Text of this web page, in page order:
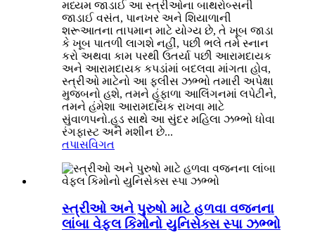
મધ્યમ જાડાઈ આ સ્ત્રીઓના બાથરોબ્સની
જાડાઈ વસંત, પાનખર અને શિયાળાની
શરૂઆતના તાપમાન માટે યોગ્ય છે, તે ખૂબ જાડા
કે ખૂબ પાતળી લાગશે નહીં, પછી ભલે તમે સ્નાન
કરો અથવા કામ પરથી ઉતર્યા પછી આરામદાયક
અને આરામદાયક કપડાંમાં બદલવા માંગતા હોવ,
સ્ત્રીઓ માટેનો આ ફ્લીસ ઝભ્ભો તમારી અપેક્ષા
મુજબનો હશે, તમને હૂંફાળા આલિંગનમાં લપેટીને,
તમને હંમેશા આરામદાયક રાખવા માટે
સુંવાળપનો.હૂડ સાથે આ સુંદર મહિલા ઝભ્ભો ધોવા
રંગફાસ્ટ અને મશીન છે...
તપાસવિગત
સ્ત્રીઓ અને પુરુષો માટે હળવા વજનના
લાંબા વેફલ કિમોનો યુનિસેક્સ સ્પા ઝભ્ભો